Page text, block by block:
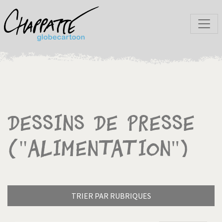
Dessins de presse
("Alimentation")
TRIER PAR RUBRIQUES